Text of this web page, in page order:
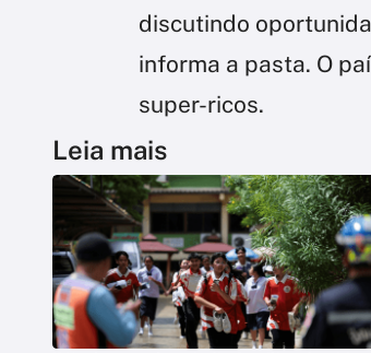
discutindo
informa a pasta. O
super-ricos.
Leia mais